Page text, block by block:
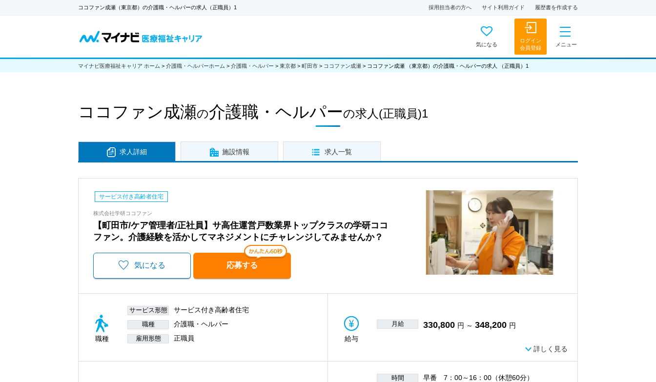
ココファン成瀬（東京都）の介護職・ヘルパーの求人（正職員）1 採用担当者の方へ サイト利用ガイド 履歴書を作成する
気になる
ログイン
会員登録
メニュー
マイナビ医療福祉キャリア ホーム > 介護職・ヘルパーホーム > 介護職・ヘルパー > 東京都 > 町田市 > ココファン成瀬 > ココファン成瀬 （東京都）の介護職・ヘルパーの求人 （正職員）1
ココファン成瀬の介護職・ヘルパーの求人 (正職員)1
求人詳細 施設情報 求人一覧
サービス付き高齢者住宅
株式会社学研ココファン
【町田市/ケア管理者/正社員】サ高住運営戸数業界トップクラスの学研ココ
ファン。介護経験を活かしてマネジメントにチャレンジしてみませんか？
気になる 応募する
職種
サービス形態 サービス付き高齢者住宅
職種 介護職・ヘルパー
雇用形態 正職員 給与
月給 330,800 円 ～ 348,200 円
詳しく見る
時間
早番 7：00～16：00（休憩60分）